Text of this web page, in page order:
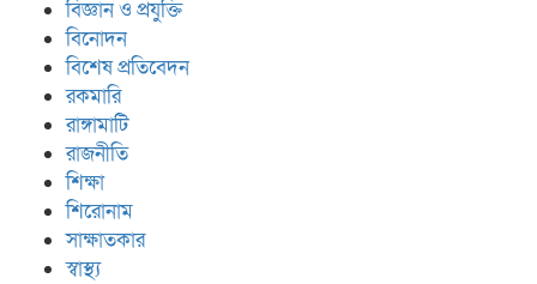
বিজ্ঞান ও প্রযুক্তি
বিনোদন
বিশেষ প্রতিবেদন
রকমারি
রাঙ্গামাটি
রাজনীতি
শিক্ষা
শিরোনাম
সাক্ষাতকার
স্বাস্থ্য